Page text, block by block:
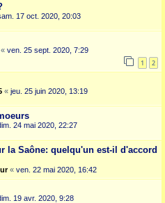
17 oct. 2020, 20:03
« ven. 25 sept. 2020, 7:29
1 2
« jeu. 25 juin 2020, 13:19
24 mai 2020, 22:27
la Saône: quelqu'un est-il d'accord
« ven. 22 mai 2020, 16:42
19 avr. 2020, 9:28